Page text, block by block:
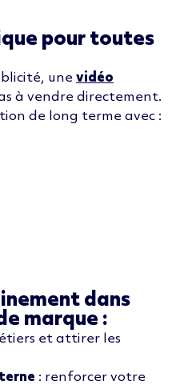
pour toutes
une vidéo
à vendre directement.
de long terme avec :
dans
marque :
et attirer les
: renforcer votre